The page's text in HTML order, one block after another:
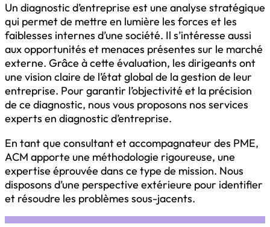
Un diagnostic d’entreprise est une analyse stratégique
qui permet de mettre en lumière les forces et les
faiblesses internes d’une société. Il s’intéresse aussi
aux opportunités et menaces présentes sur le marché
externe. Grâce à cette évaluation, les dirigeants ont
une vision claire de l’état global de la gestion de leur
entreprise. Pour garantir l’objectivité et la précision
de ce diagnostic, nous vous proposons nos services
experts en diagnostic d’entreprise.
En tant que consultant et accompagnateur des PME,
ACM apporte une méthodologie rigoureuse, une
expertise éprouvée dans ce type de mission. Nous
disposons d’une perspective extérieure pour identifier
et résoudre les problèmes sous-jacents.